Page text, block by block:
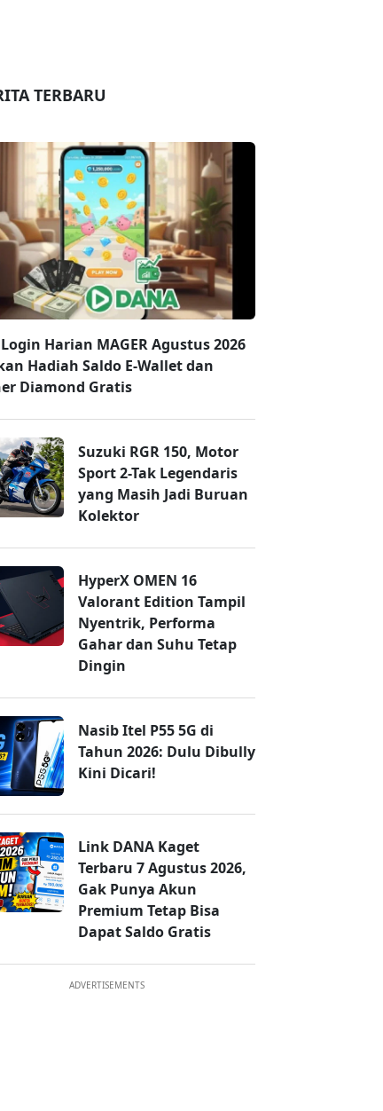
TERBARU
Harian MAGER Agustus 2026
Hadiah Saldo E-Wallet dan
Diamond Gratis
Suzuki RGR 150, Motor
Sport 2-Tak Legendaris
yang Masih Jadi Buruan
Kolektor
HyperX OMEN 16
Valorant Edition Tampil
Nyentrik, Performa
Gahar dan Suhu Tetap
Dingin
Nasib Itel P55 5G di
Tahun 2026: Dulu Dibully
Kini Dicari!
Link DANA Kaget
Terbaru 7 Agustus 2026,
Gak Punya Akun
Premium Tetap Bisa
Dapat Saldo Gratis
ADVERTISEMENTS